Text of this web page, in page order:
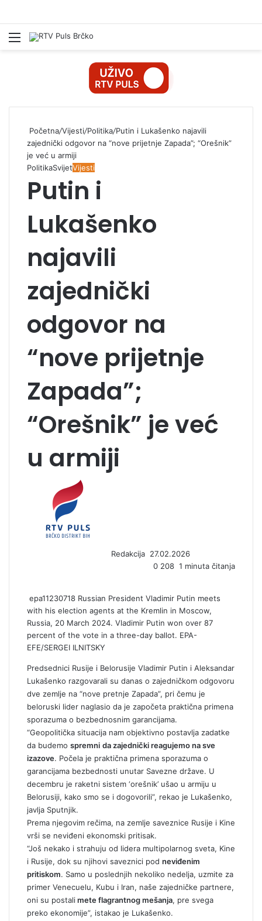
Izbornik
Početna/Vijesti/Politika/Putin i Lukašenko najavili
zajednički odgovor na “nove prijetnje Zapada”; “Orešnik”
je već u armiji
PolitikaSvijetVijesti
Putin i
Lukašenko
najavili
zajednički
odgovor na
“nove prijetnje
Zapada”;
“Orešnik” je već
u armiji
Redakcija e
m
27.02.2026
0 208 1 minuta čitanja
epa11230718 Russian President Vladimir Putin meets
with his election agents at the Kremlin in Moscow,
Russia, 20 March 2024. Vladimir Putin won over 87
percent of the vote in a three-day ballot. EPA-
EFE/SERGEI ILNITSKY
Predsednici Rusije i Belorusije Vladimir Putin i Aleksandar
Lukašenko razgovarali su danas o zajedničkom odgovoru
dve zemlje na “nove pretnje Zapada”, pri čemu je
beloruski lider naglasio da je započeta praktična primena
sporazuma o bezbednosnim garancijama.
“Geopolitička situacija nam objektivno postavlja zadatke
da budemo spremni da zajednički reagujemo na sve
izazove. Počela je praktična primena sporazuma o
garancijama bezbednosti unutar Savezne države. U
decembru je raketni sistem ‘orešnik’ ušao u armiju u
Belorusiji, kako smo se i dogovorili”, rekao je Lukašenko,
javlja Sputnjik.
Prema njegovim rečima, na zemlje saveznice Rusije i Kine
vrši se neviđeni ekonomski pritisak.
“Još nekako i strahuju od lidera multipolarnog sveta, Kine
i Rusije, dok su njihovi saveznici pod neviđenim
pritiskom. Samo u poslednjih nekoliko nedelja, uzmite za
primer Venecuelu, Kubu i Iran, naše zajedničke partnere,
oni su postalimete flagrantnog mešanja, pre svega
preko ekonomije”, istakao je Lukašenko.